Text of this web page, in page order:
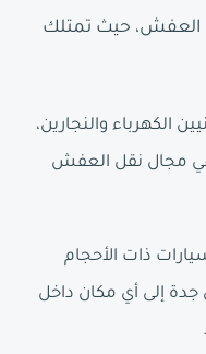
العفش، حيث تمتلك
الكهرباء والنجارين،
في مجال نقل العفش
ذات الأحجام
جدة إلى أي مكان داخل